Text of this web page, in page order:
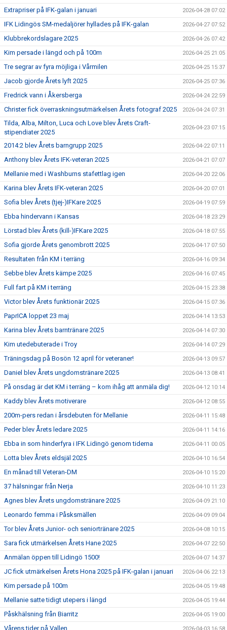
Extrapriser på IFK-galan i januari 2026-04-28 07:02
IFK Lidingös SM-medaljörer hyllades på IFK-galan 2026-04-27 07:52
Klubbrekordslagare 2025 2026-04-26 07:42
Kim persade i längd och på 100m 2026-04-25 21:05
Tre segrar av fyra möjliga i Vårmilen 2026-04-25 15:37
Jacob gjorde Årets lyft 2025 2026-04-25 07:36
Fredrick vann i Åkersberga 2026-04-24 22:59
Christer fick överraskningsutmärkelsen Årets fotograf 2025 2026-04-24 07:31
Tilda, Alba, Milton, Luca och Love blev Årets Craft-
stipendiater 2025
2026-04-23 07:15
2014:2 blev Årets barngrupp 2025 2026-04-22 07:11
Anthony blev Årets IFK-veteran 2025 2026-04-21 07:07
Mellanie med i Washburns stafettlag igen 2026-04-20 22:06
Karina blev Årets IFK-veteran 2025 2026-04-20 07:01
Sofia blev Årets (tjej-)IFKare 2025 2026-04-19 07:59
Ebba hindervann i Kansas 2026-04-18 23:29
Lörstad blev Årets (kill-)IFKare 2025 2026-04-18 07:55
Sofia gjorde Årets genombrott 2025 2026-04-17 07:50
Resultaten från KM i terräng 2026-04-16 09:34
Sebbe blev Årets kämpe 2025 2026-04-16 07:45
Full fart på KM i terräng 2026-04-15 23:38
Victor blev Årets funktionär 2025 2026-04-15 07:36
PaprICA loppet 23 maj 2026-04-14 13:53
Karina blev Årets barntränare 2025 2026-04-14 07:30
Kim utedebuterade i Troy 2026-04-14 07:29
Träningsdag på Bosön 12 april för veteraner! 2026-04-13 09:57
Daniel blev Årets ungdomstränare 2025 2026-04-13 08:41
På onsdag är det KM i terräng – kom ihåg att anmäla dig! 2026-04-12 10:14
Kaddy blev Årets motiverare 2026-04-12 08:55
200m-pers redan i årsdebuten för Mellanie 2026-04-11 15:48
Peder blev Årets ledare 2025 2026-04-11 14:16
Ebba in som hinderfyra i IFK Lidingö genom tiderna 2026-04-11 00:05
Lotta blev Årets eldsjäl 2025 2026-04-10 16:54
En månad till Veteran-DM 2026-04-10 15:20
37 hälsningar från Nerja 2026-04-10 11:23
Agnes blev Årets ungdomstränare 2025 2026-04-09 21:10
Leonardo femma i Påsksmällen 2026-04-09 09:04
Tor blev Årets Junior- och seniortränare 2025 2026-04-08 10:15
Sara fick utmärkelsen Årets Hane 2025 2026-04-07 22:50
Anmälan öppen till Lidingö 1500! 2026-04-07 14:37
JC fick utmärkelsen Årets Hona 2025 på IFK-galan i januari 2026-04-06 22:13
Kim persade på 100m 2026-04-05 19:48
Mellanie satte tidigt utepers i längd 2026-04-05 19:44
Påskhälsning från Biarritz 2026-04-05 19:00
Vårens tider på Vallen